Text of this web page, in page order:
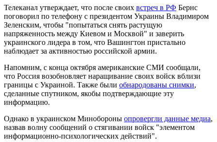
Телеканал утверждает, что после своих встреч в РФ Бернс
поговорил по телефону с президентом Украины Владимиром
Зеленским, чтобы "попытаться снять растущую
напряженность между Киевом и Москвой" и заверить
украинского лидера в том, что Вашингтон пристально
наблюдает за активностью российской армии.
Напомним, с конца октября американские СМИ сообщали,
что Россия возобновляет наращивание своих войск вблизи
границы с Украиной. Также были обнародованы снимки,
сделанные спутником, якобы подтверждающие эту
информацию.
Однако в украинском Минобороны опровергли данные медиа,
назвав волну сообщений о стягивании войск "элементом
информационно-психологических действий".